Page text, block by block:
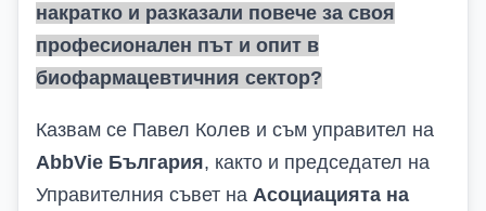
накратко и разказали повече за своя
професионален път и опит в
биофармацевтичния сектор?
Казвам се Павел Колев и съм управител на
AbbVie България, както и председател на
Управителния съвет на Асоциацията на